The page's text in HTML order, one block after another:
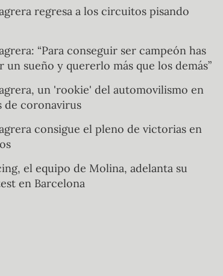
regresa a los circuitos pisando
“Para conseguir ser campeón has
un sueño y quererlo más que los demás”
un 'rookie' del automovilismo en
de coronavirus
consigue el pleno de victorias en
el equipo de Molina, adelanta su
en Barcelona